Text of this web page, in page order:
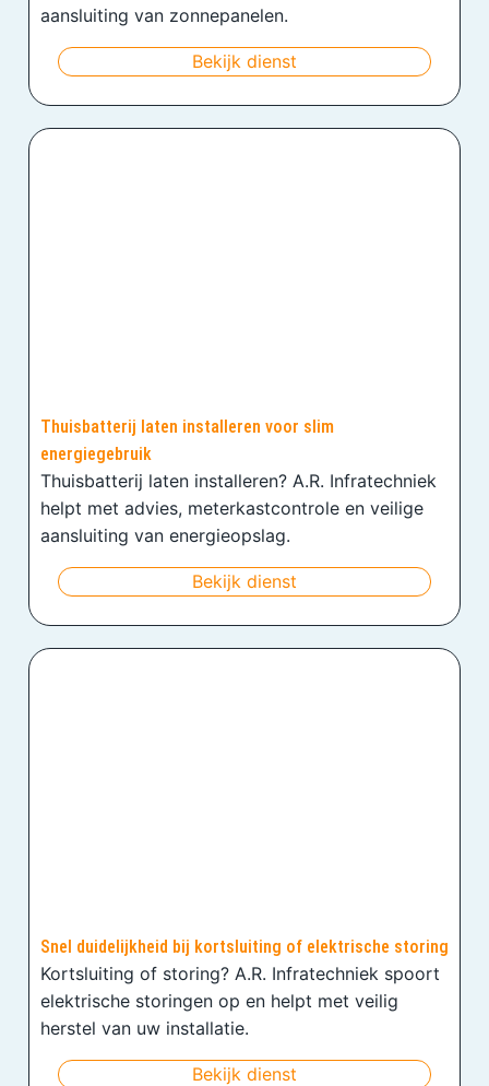
aansluiting van zonnepanelen.
Bekijk dienst
Thuisbatterij laten installeren voor slim
energiegebruik
Thuisbatterij laten installeren? A.R. Infratechniek
helpt met advies, meterkastcontrole en veilige
aansluiting van energieopslag.
Bekijk dienst
Snel duidelijkheid bij kortsluiting of elektrische storing
Kortsluiting of storing? A.R. Infratechniek spoort
elektrische storingen op en helpt met veilig
herstel van uw installatie.
Bekijk dienst